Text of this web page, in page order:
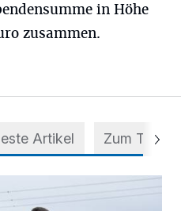
in Höhe
zusammen.
Artikel Zum Thema